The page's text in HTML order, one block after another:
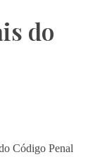
do
Código Penal